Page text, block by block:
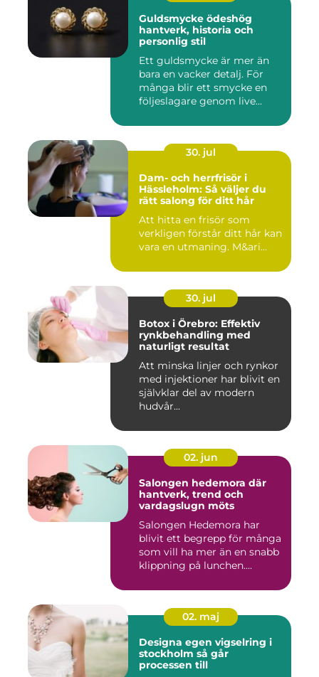
Guldsmycke ödeshög
hantverk, historia och
personlig stil
Ett guldsmycke är mer än
bara en vacker detalj. För
många blir ett smycke en
följeslagare genom live...
30. jul
Dam- och herrfrisör i
Hässleholm: Så väljer du
rätt salong för ditt hår
Att hitta en frisör som
verkligen förstår ditt hår kan
vara en utmaning. M&ari...
30. jul
Botox i Örebro: Effektiv
rynkbehandling med
naturligt resultat
Att minska linjer och rynkor
med injektioner har blivit en
självklar del av modern
hudvår...
02. jun
Salongen hedemora där
hantverk, trend och
vardagslugn möts
Salongen Hedemora har
blivit ett begrepp för många
som vill ha mer än en snabb
klippning på lunchen....
02. maj
Designa egen vigselring i
stockholm så går
processen till